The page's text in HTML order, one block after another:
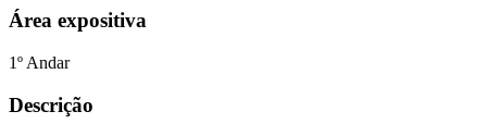
Área expositiva
1º Andar
Descrição